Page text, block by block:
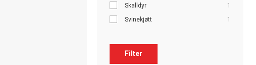
Skalldyr
1
Svinekjøtt
1
Filter